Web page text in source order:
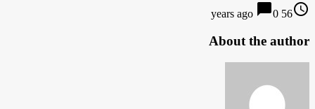
access_time
56 years ago
chat_bubble0
About the author